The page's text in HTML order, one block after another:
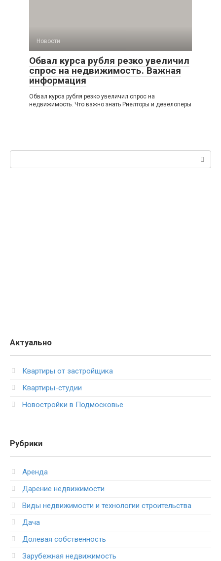
Новости
Обвал курса рубля резко увеличил
спрос на недвижимость. Важная
информация
Обвал курса рубля резко увеличил спрос на
недвижимость. Что важно знать Риелторы и девелоперы
Актуально
Квартиры от застройщика
Квартиры-студии
Новостройки в Подмосковье
Рубрики
Аренда
Дарение недвижимости
Виды недвижимости и технологии строительства
Дача
Долевая собственность
Зарубежная недвижимость